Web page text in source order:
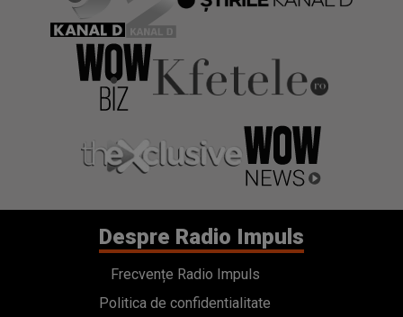
Despre Radio Impuls
Frecvențe Radio Impuls
Politica de confidentialitate